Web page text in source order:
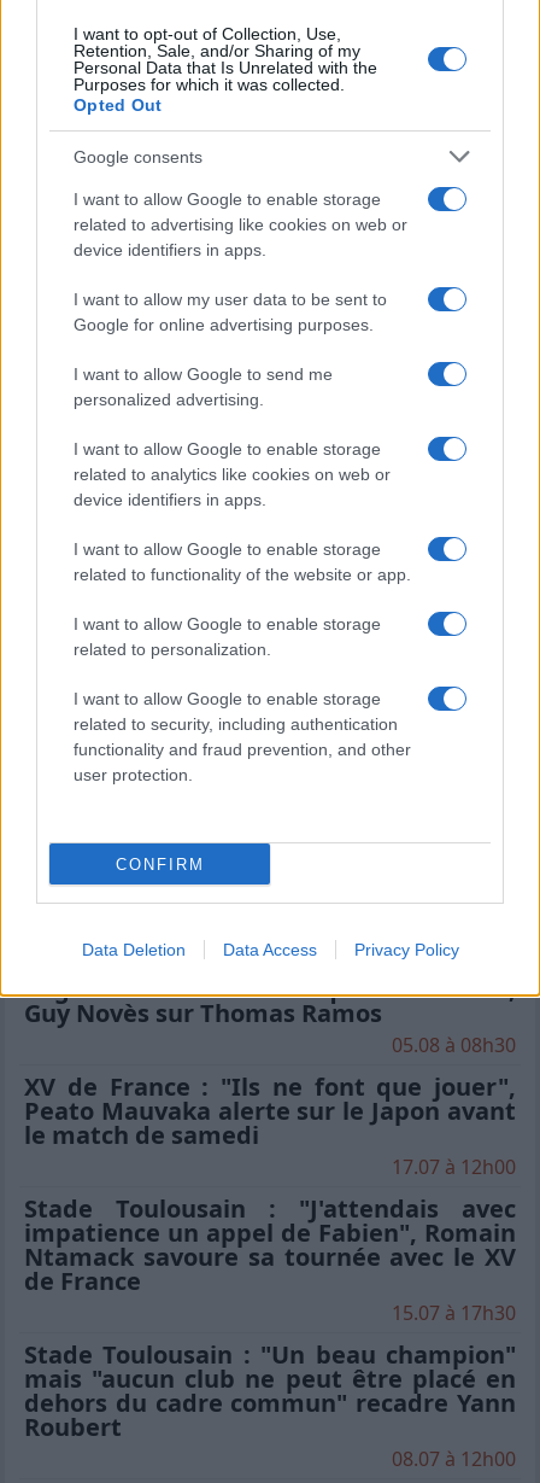
I want to opt-out of Collection, Use,
Retention, Sale, and/or Sharing of my
Personal Data that Is Unrelated with the
Purposes for which it was collected.
Opted Out
Google consents
I want to allow Google to enable storage
related to advertising like cookies on web or
device identifiers in apps.
I want to allow my user data to be sent to
Google for online advertising purposes.
I want to allow Google to send me
personalized advertising.
I want to allow Google to enable storage
related to analytics like cookies on web or
device identifiers in apps.
I want to allow Google to enable storage
related to functionality of the website or app.
I want to allow Google to enable storage
related to personalization.
I want to allow Google to enable storage
related to security, including authentication
functionality and fraud prevention, and other
user protection.
CONFIRM
Data Deletion Data Access Privacy Policy
AjouterRugbyToulouse.com
à vos sources préférées
27.10 à 21h05
Toulouse - Toulon
57 - 5
Classement Top 14
Perpignan
Racing 92 0 pts
Toulon 0 pts
Toulouse
Dernières actualités
Stade Toulousain : "Plus facile de
négocier à l'extérieur qu'à Toulouse",
Guy Novès sur Thomas Ramos
05.08 à 08h30
XV de France : "Ils ne font que jouer",
Peato Mauvaka alerte sur le Japon avant
le match de samedi
17.07 à 12h00
Stade Toulousain : "J'attendais avec
impatience un appel de Fabien", Romain
Ntamack savoure sa tournée avec le XV
de France
15.07 à 17h30
Stade Toulousain : "Un beau champion"
mais "aucun club ne peut être placé en
dehors du cadre commun" recadre Yann
Roubert
08.07 à 12h00